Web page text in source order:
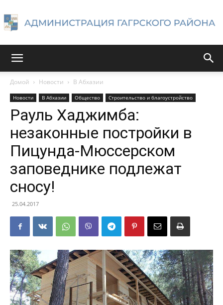
Гагрского
района
Домой Новости В Абхазии
Новости В Абхазии Общество Строительство и благоустройство
Рауль Хаджимба:
незаконные постройки в
Пицунда-Мюссерском
заповеднике подлежат
сносу!
25.04.2017